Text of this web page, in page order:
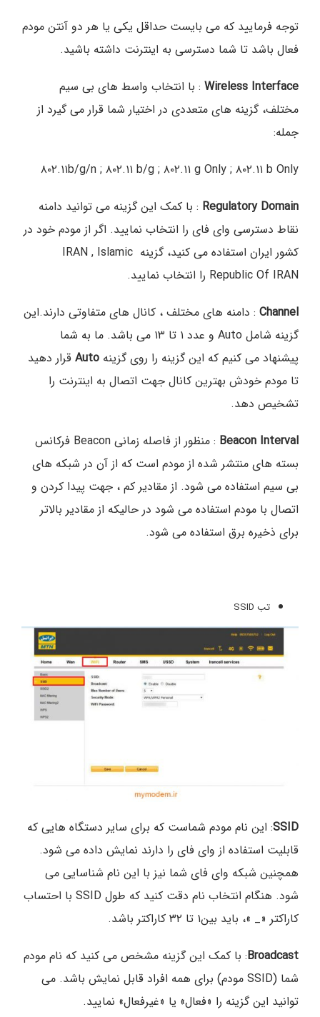
توجه فرمایید که می بایست حداقل یکی یا هر دو آنتن مودم
فعال باشد تا شما دسترسی به اینترنت داشته باشید.
Wireless Interface : با انتخاب واسط های بی سیم
مختلف، گزینه های متعددی در اختیار شما قرار می گیرد از
جمله:
۸۰۲.۱۱b/g/n ; ۸۰۲.۱۱ b/g ; ۸۰۲.۱۱ g Only ; ۸۰۲.۱۱ b Only
Regulatory Domain : با کمک این گزینه می توانید دامنه
نقاط دسترسی وای فای را انتخاب نمایید. اگر از مودم خود در
کشور ایران استفاده می کنید، گزینه IRAN , Islamic
Republic Of IRAN را انتخاب نمایید.
Channel : دامنه های مختلف ، کانال های متفاوتی دارند.این
گزینه شامل Auto و عدد ۱ تا ۱۳ می باشد. ما به شما
پیشنهاد می کنیم که این گزینه را روی گزینه Auto قرار دهید
تا مودم خودش بهترین کانال جهت اتصال به اینترنت را
تشخیص دهد.
Beacon Interval
: منظور از فاصله زمانی Beacon فرکانس
بسته های منتشر شده از مودم است که از آن در شبکه های
بی سیم استفاده می شود. از مقادیر کم ، جهت پیدا کردن و
اتصال با مودم استفاده می شود در حالیکه از مقادیر بالاتر
برای ذخیره برق استفاده می شود.
تب SSID
SSID: این نام مودم شماست که برای سایر دستگاه هایی که
قابلیت استفاده از وای فای را دارند نمایش داده می شود.
همچنین شبکه وای فای شما نیز با این نام شناسایی می
شود. هنگام انتخاب نام دقت کنید که طول SSID با احتساب
کاراکتر «_ »، باید بین۱ تا ۳۲ کاراکتر باشد.
Broadcast: با کمک این گزینه مشخص می کنید که نام مودم
شما (SSID مودم) برای همه افراد قابل نمایش باشد. می
توانید این گزینه را «فعال» یا «غیرفعال» نمایید.